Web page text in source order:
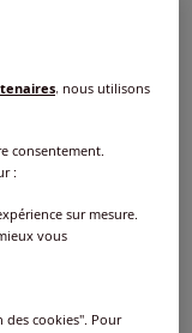
, nous utilisons
consentement.
:
sur mesure.
vous
des cookies". Pour